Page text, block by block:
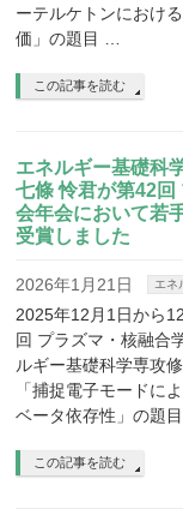
ーテルケトンにおけ
価」の題目 …
この記事を読む
エネルギー基礎科
七條 怜君が第42回
会年会において若
受賞しました
2026年1月21日 エネ
2025年12月1日から
回 プラズマ・核融合
ルギー基礎科学専攻
「捕捉電子モードに
ベータ依存性」の題
この記事を読む